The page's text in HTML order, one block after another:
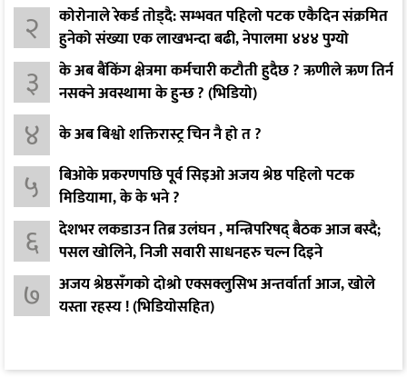
२
कोरोनाले रेकर्ड तोड्दै: सम्भवत पहिलो पटक एकैदिन संक्रमित
हुनेको संख्या एक लाखभन्दा बढी, नेपालमा ४४४ पुग्यो
३
के अब बैंकिंग क्षेत्रमा कर्मचारी कटौती हुदैछ ? ऋणीले ऋण तिर्न
नसक्ने अवस्थामा के हुन्छ ? (भिडियो)
४ के अब बिश्वो शक्तिरास्ट्र चिन नै हो त ?
५
बिओके प्रकरणपछि पूर्व सिइओ अजय श्रेष्ठ पहिलो पटक
मिडियामा, के के भने ?
६
देशभर लकडाउन तिब्र उलंघन , मन्त्रिपरिषद् बैठक आज बस्दै;
पसल खोलिने, निजी सवारी साधनहरु चल्न दिइने
७
अजय श्रेष्ठसँगको दोश्रो एक्सक्लुसिभ अन्तर्वार्ता आज, खोले
यस्ता रहस्य ! (भिडियोसहित)